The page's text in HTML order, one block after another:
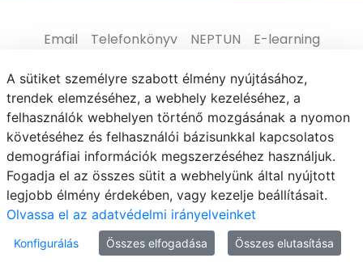
Email Telefonkönyv NEPTUN
E-learning
Médiaközpont
Informatikai Igazgatóság
Adatvédelem
© MATE 2021
A sütiket személyre szabott élmény nyújtásához,
trendek elemzéséhez, a webhely kezeléséhez, a
felhasználók webhelyen történő mozgásának a nyomon
követéséhez és felhasználói bázisunkkal kapcsolatos
demográfiai információk megszerzéséhez használjuk.
Fogadja el az összes sütit a webhelyünk által nyújtott
legjobb élmény érdekében, vagy kezelje beállításait.
Olvassa el az adatvédelmi irányelveinket
Konfigurálás Összes elfogadása Összes elutasítása